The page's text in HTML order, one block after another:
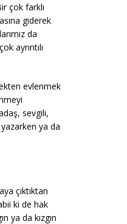
çok farklı
giderek
da
ayrıntılı
evlenmek
sevgili,
yazarken ya da
çıktıktan
ki de hak
ya da kızgın